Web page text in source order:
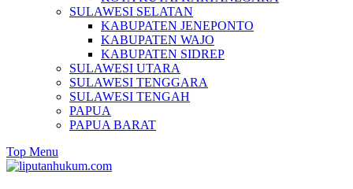
SULAWESI SELATAN
KABUPATEN JENEPONTO
KABUPATEN WAJO
KABUPATEN SIDREP
SULAWESI UTARA
SULAWESI TENGGARA
SULAWESI TENGAH
PAPUA
PAPUA BARAT
Top Menu